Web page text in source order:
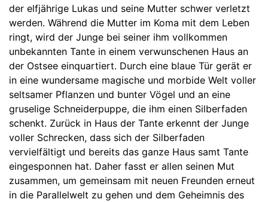
der elfjährige Lukas und seine Mutter schwer verletzt
werden. Während die Mutter im Koma mit dem Leben
ringt, wird der Junge bei seiner ihm vollkommen
unbekannten Tante in einem verwunschenen Haus an
der Ostsee einquartiert. Durch eine blaue Tür gerät er
in eine wundersame magische und morbide Welt voller
seltsamer Pflanzen und bunter Vögel und an eine
gruselige Schneiderpuppe, die ihm einen Silberfaden
schenkt. Zurück in Haus der Tante erkennt der Junge
voller Schrecken, dass sich der Silberfaden
vervielfältigt und bereits das ganze Haus samt Tante
eingesponnen hat. Daher fasst er allen seinen Mut
zusammen, um gemeinsam mit neuen Freunden erneut
in die Parallelwelt zu gehen und dem Geheimnis des